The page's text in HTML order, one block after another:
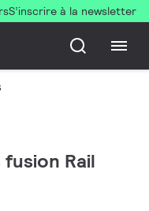
S’inscrire à la newsletter
fusion Rail